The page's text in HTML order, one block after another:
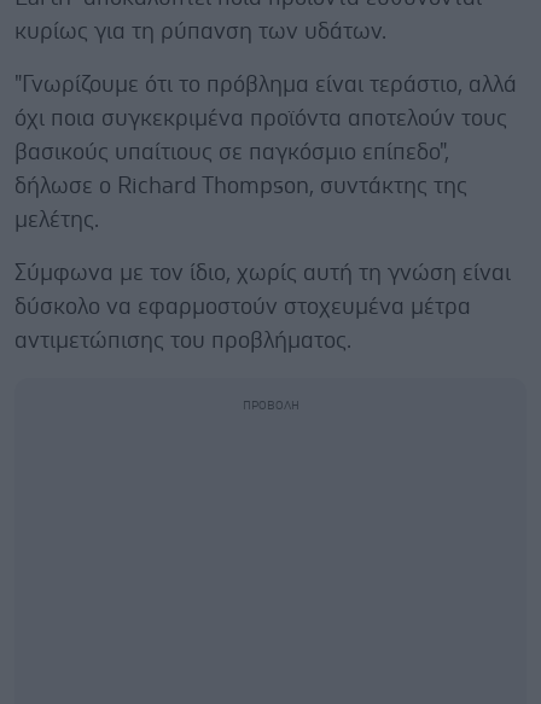
κυρίως για τη ρύπανση των υδάτων.
"Γνωρίζουμε ότι το πρόβλημα είναι τεράστιο, αλλά
όχι ποια συγκεκριμένα προϊόντα αποτελούν τους
βασικούς υπαίτιους σε παγκόσμιο επίπεδο",
δήλωσε ο Richard Thompson, συντάκτης της
μελέτης.
Σύμφωνα με τον ίδιο, χωρίς αυτή τη γνώση είναι
δύσκολο να εφαρμοστούν στοχευμένα μέτρα
αντιμετώπισης του προβλήματος.